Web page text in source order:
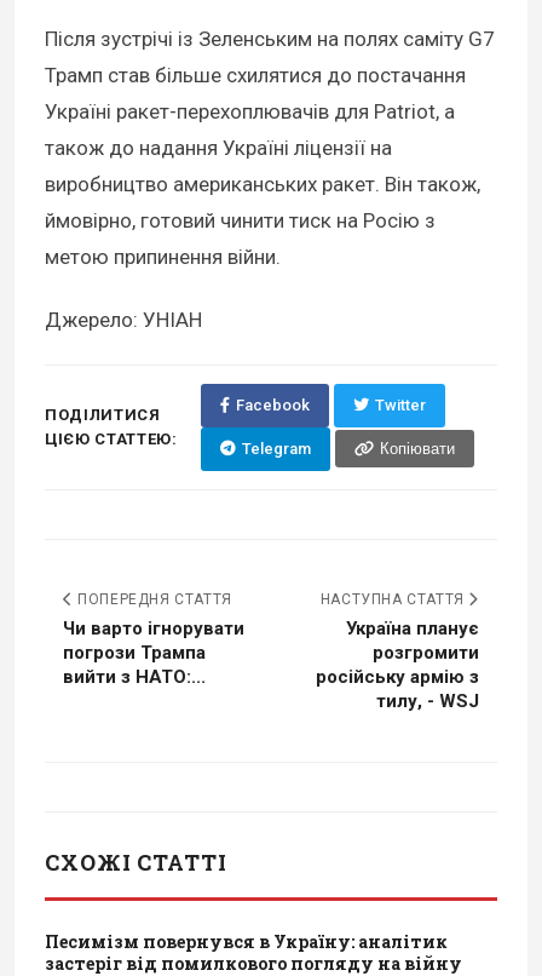
Після зустрічі із Зеленським на полях саміту G7
Трамп став більше схилятися до постачання
Україні ракет-перехоплювачів для Patriot, а
також до надання Україні ліцензії на
виробництво американських ракет. Він також,
ймовірно, готовий чинити тиск на Росію з
метою припинення війни.
Джерело: УНІАН
ПОДІЛИТИСЯ
ЦІЄЮ СТАТТЕЮ:
Facebook Twitter
Telegram Копіювати
ПОПЕРЕДНЯ СТАТТЯ
Чи варто ігнорувати
погрози Трампа
вийти з НАТО:...
НАСТУПНА СТАТТЯ
Україна планує
розгромити
російську армію з
тилу, - WSJ
СХОЖІ СТАТТІ
Песимізм повернувся в Україну: аналітик
застеріг від помилкового погляду на війну